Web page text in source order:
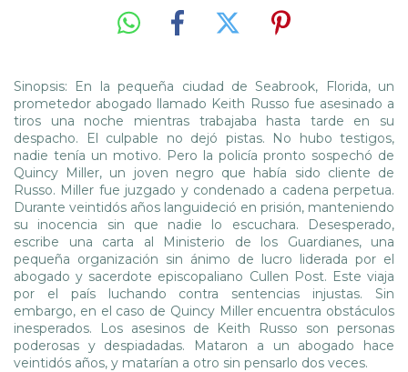
Sinopsis: En la pequeña ciudad de Seabrook, Florida, un
prometedor abogado llamado Keith Russo fue asesinado a
tiros una noche mientras trabajaba hasta tarde en su
despacho. El culpable no dejó pistas. No hubo testigos,
nadie tenía un motivo. Pero la policía pronto sospechó de
Quincy Miller, un joven negro que había sido cliente de
Russo. Miller fue juzgado y condenado a cadena perpetua.
Durante veintidós años languideció en prisión, manteniendo
su inocencia sin que nadie lo escuchara. Desesperado,
escribe una carta al Ministerio de los Guardianes, una
pequeña organización sin ánimo de lucro liderada por el
abogado y sacerdote episcopaliano Cullen Post. Este viaja
por el país luchando contra sentencias injustas. Sin
embargo, en el caso de Quincy Miller encuentra obstáculos
inesperados. Los asesinos de Keith Russo son personas
poderosas y despiadadas. Mataron a un abogado hace
veintidós años, y matarían a otro sin pensarlo dos veces.